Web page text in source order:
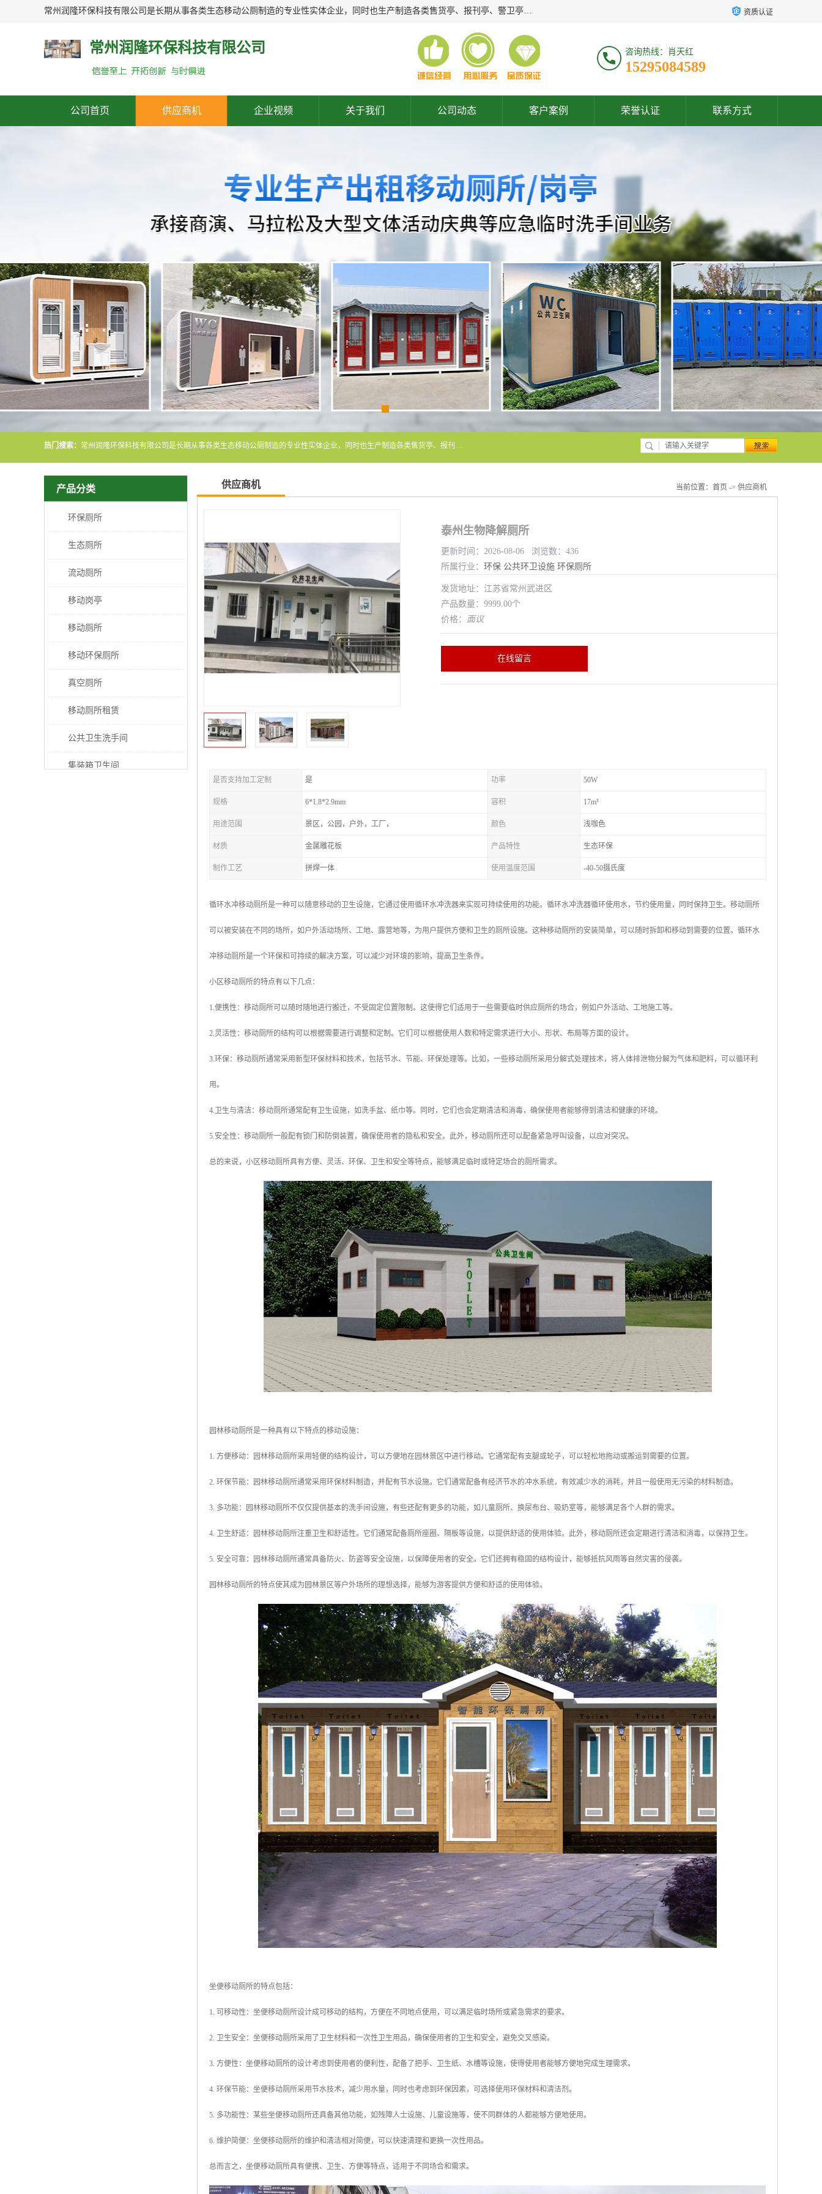
常州润隆环保科技有限公司是长期从事各类生态移动公厕制造的专业性实体企业，同时也生产制造各类售货亭、报刊亭、警卫亭等，我公司将尽全力为各用户在设计、制造、服务上提供快捷满意的全程服务，本公司愿与各用户携手共创辉煌业绩。主要产品：移动厕所;、生态厕所、 环保厕所、 流动厕所、商亭、岗亭、活动板房、移动厕所租赁等； 资质认证
常州润隆环保科技有限公司 咨询热线：肖天红
15295084589
公司首页 供应商机 企业视频 关于我们 公司动态 客户案例 荣誉认证 联系方式
热门搜索： 常州润隆环保科技有限公司是长期从事各类生态移动公厕制造的专业性实体企业，同时也生产制造各类售货亭、报刊亭、警卫亭等，我公司将尽全力为各用户在设计、制造、服务上提供快捷满意的全程服务，本公司愿与各用户携手共创辉煌业绩。主要产品：移动厕所;、生态厕所、 环保厕所、 流动厕所、商亭、岗亭、活动板房、移动厕所租赁等；
产品分类
环保厕所
生态厕所
流动厕所
移动岗亭
移动厕所
移动环保厕所
真空厕所
移动厕所租赁
公共卫生洗手间
集装箱卫生间
供应商机 当前位置： 首页 -> 供应商机
泰州生物降解厕所
更新时间：2026-08-06 浏览数：436
所属行业： 环保 公共环卫设施 环保厕所
发货地址：江苏省常州武进区
产品数量：9999.00个
价格： 面议
在线留言
是否支持加工定制 是 功率 50W
规格 6*1.8*2.9mm 容积 17m³
用途范围 景区，公园，户外，工厂， 颜色 浅咖色
材质 金属雕花板 产品特性 生态环保
制作工艺 拼焊一体 使用温度范围 -40-50摄氏度
循环水冲移动厕所是一种可以随意移动的卫生设施，它通过使用循环水冲洗器来实现可持续使用的功能。循环水冲洗器循环使用水，节约使用量，同时保持卫生。移动厕所
可以被安装在不同的场所，如户外活动场所、工地、露营地等，为用户提供方便和卫生的厕所设施。这种移动厕所的安装简单，可以随时拆卸和移动到需要的位置。循环水
冲移动厕所是一个环保和可持续的解决方案，可以减少对环境的影响，提高卫生条件。
小区移动厕所的特点有以下几点：
1.便携性：移动厕所可以随时随地进行搬迁，不受固定位置限制。这使得它们适用于一些需要临时供应厕所的场合，例如户外活动、工地施工等。
2.灵活性：移动厕所的结构可以根据需要进行调整和定制。它们可以根据使用人数和特定需求进行大小、形状、布局等方面的设计。
3.环保：移动厕所通常采用新型环保材料和技术，包括节水、节能、环保处理等。比如，一些移动厕所采用分解式处理技术，将人体排泄物分解为气体和肥料，可以循环利
用。
4.卫生与清洁：移动厕所通常配有卫生设施，如洗手盆、纸巾等。同时，它们也会定期清洁和消毒，确保使用者能够得到清洁和健康的环境。
5.安全性：移动厕所一般配有锁门和防倒装置，确保使用者的隐私和安全。此外，移动厕所还可以配备紧急呼叫设备，以应对突况。
总的来说，小区移动厕所具有方便、灵活、环保、卫生和安全等特点，能够满足临时或特定场合的厕所需求。
园林移动厕所是一种具有以下特点的移动设施：
1. 方便移动：园林移动厕所采用轻便的结构设计，可以方便地在园林景区中进行移动。它通常配有支腿或轮子，可以轻松地拖动或搬运到需要的位置。
2. 环保节能：园林移动厕所通常采用环保材料制造，并配有节水设施。它们通常配备有经济节水的冲水系统，有效减少水的消耗，并且一般使用无污染的材料制造。
3. 多功能：园林移动厕所不仅仅提供基本的洗手间设施，有些还配有更多的功能，如儿童厕所、换尿布台、吸奶室等，能够满足各个人群的需求。
4. 卫生舒适：园林移动厕所注重卫生和舒适性。它们通常配备厕所座圈、隔板等设施，以提供舒适的使用体验。此外，移动厕所还会定期进行清洁和消毒，以保持卫生。
5. 安全可靠：园林移动厕所通常具备防火、防盗等安全设施，以保障使用者的安全。它们还拥有稳固的结构设计，能够抵抗风雨等自然灾害的侵袭。
园林移动厕所的特点使其成为园林景区等户外场所的理想选择，能够为游客提供方便和舒适的使用体验。
坐便移动厕所的特点包括：
1. 可移动性：坐便移动厕所设计成可移动的结构，方便在不同地点使用，可以满足临时场所或紧急需求的要求。
2. 卫生安全：坐便移动厕所采用了卫生材料和一次性卫生用品，确保使用者的卫生和安全，避免交叉感染。
3. 方便性：坐便移动厕所的设计考虑到使用者的便利性，配备了把手、卫生纸、水槽等设施，使得使用者能够方便地完成生理需求。
4. 环保节能：坐便移动厕所采用节水技术，减少用水量，同时也考虑到环保因素，可选择使用环保材料和清洁剂。
5. 多功能性：某些坐便移动厕所还具备其他功能，如残障人士设施、儿童设施等，使不同群体的人都能够方便地使用。
6. 维护简便：坐便移动厕所的维护和清洁相对简便，可以快速清理和更换一次性用品。
总而言之，坐便移动厕所具有便携、卫生、方便等特点，适用于不同场合和需求。